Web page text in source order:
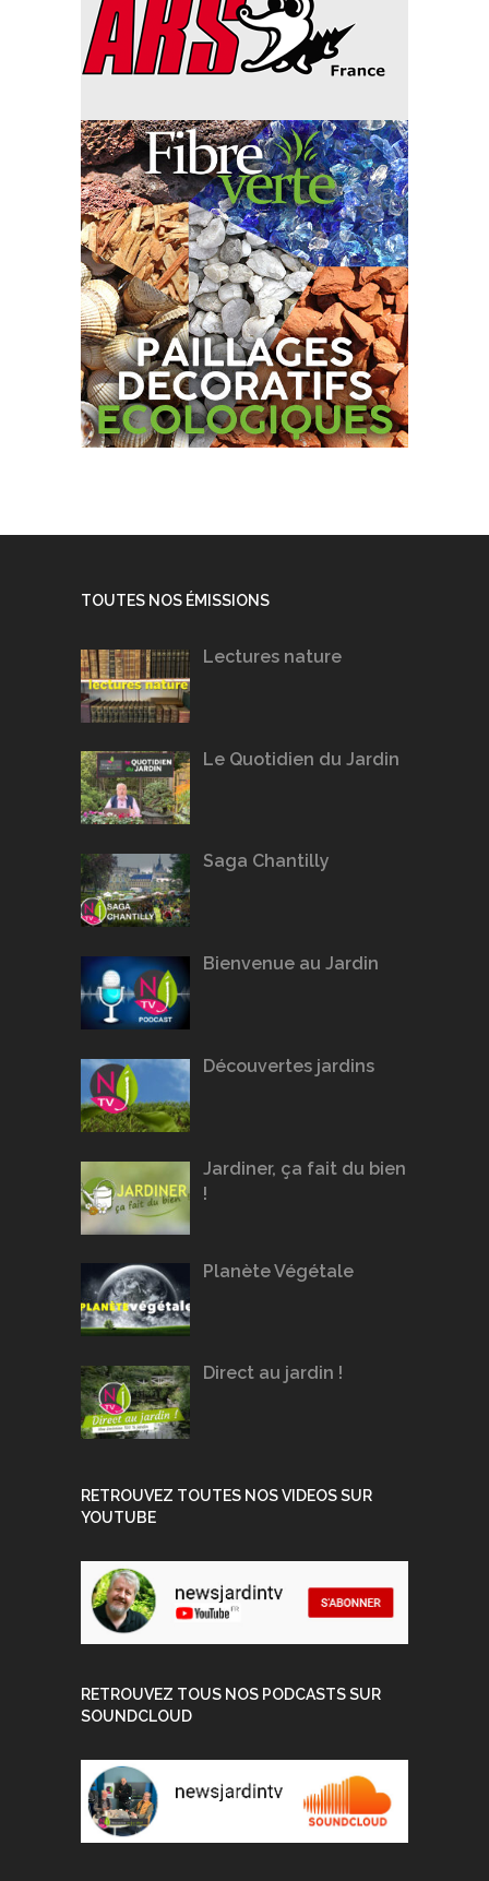
TOUTES NOS ÉMISSIONS
Lectures nature
Le Quotidien du Jardin
Saga Chantilly
Bienvenue au Jardin
Découvertes jardins
Jardiner, ça fait du bien
!
Planète Végétale
Direct au jardin !
RETROUVEZ TOUTES NOS VIDEOS SUR
YOUTUBE
RETROUVEZ TOUS NOS PODCASTS SUR
SOUNDCLOUD